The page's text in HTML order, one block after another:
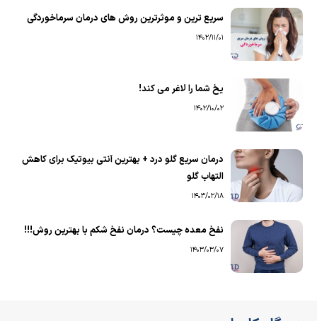
سریع ترین و موثرترین روش های درمان سرماخوردگی
1402/11/01
یخ شما را لاغر می کند!
1402/10/02
درمان سریع گلو درد + بهترین آنتی بیوتیک برای کاهش
التهاب گلو
1403/02/18
نفخ معده چیست؟ درمان نفخ شکم با بهترین روش!!!
1403/03/07